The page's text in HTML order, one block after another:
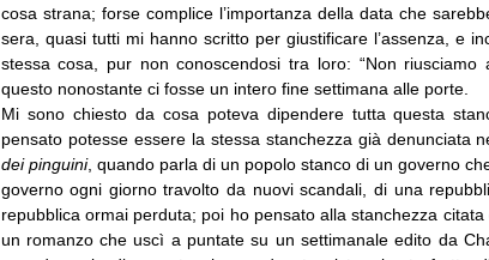
cosa strana; forse complice l’importanza della data che
sera, quasi tutti mi hanno scritto per giustificare l’assenza, e
stessa cosa, pur non conoscendosi tra loro: “Non
questo nonostante ci fosse un intero fine settimana alle porte.
Mi sono chiesto da cosa poteva dipendere tutta questa
pensato potesse essere la stessa stanchezza già denunciata
dei pinguini, quando parla di un popolo stanco di un governo
governo ogni giorno travolto da nuovi scandali, di una
repubblica ormai perduta; poi ho pensato alla stanchezza citata
un romanzo che uscì a puntate su un settimanale edito da